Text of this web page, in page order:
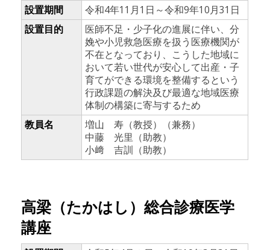
設置期間
令和4年11月1日～令和9年10月31日
設置目的
医師不足・少子化の進展に伴い、分
娩や小児救急医療を扱う医療機関が
不在となっており、こうした地域に
おいて若い世代が安心して出産・子
育てができる環境を整備するという
行政課題の解決及び最適な地域医療
体制の構築に寄与するため
教員名
増山 寿（教授）（兼務）
中藤 光里（助教）
小﨑 吉訓（助教）
高梁（たかはし）総合診療医学
講座